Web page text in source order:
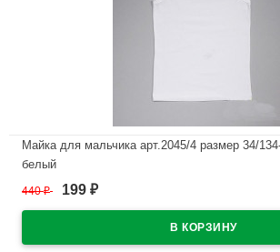
Майка для мальчика арт.2045/4 размер 34/
белый
В наличии
440₽ 199 ₽